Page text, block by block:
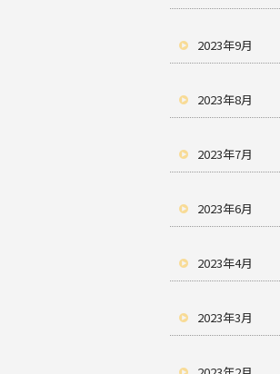
2023年9月
2023年8月
2023年7月
2023年6月
2023年4月
2023年3月